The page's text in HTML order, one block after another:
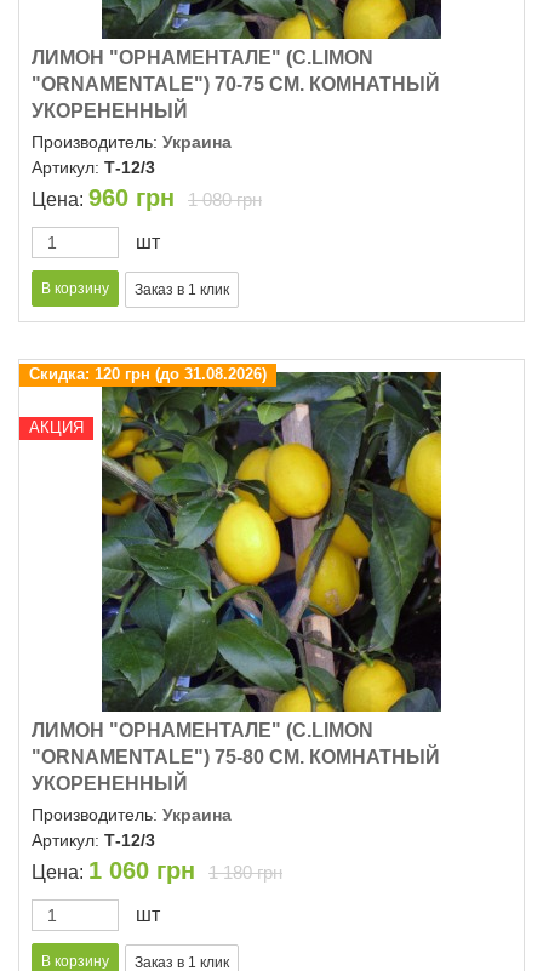
ЛИМОН "ОРНАМЕНТАЛЕ" (C.LIMON
"ОRNAMENTALE") 70-75 СМ. КОМНАТНЫЙ
УКОРЕНЕННЫЙ
Производитель: Украина
Артикул: Т-12/3
Цена: 960 грн 1 080 грн
шт
АКЦИЯ
Скидка: 120 грн (до 31.08.2026)
ЛИМОН "ОРНАМЕНТАЛЕ" (C.LIMON
"ОRNAMENTALE") 75-80 СМ. КОМНАТНЫЙ
УКОРЕНЕННЫЙ
Производитель: Украина
Артикул: Т-12/3
Цена: 1 060 грн 1 180 грн
шт